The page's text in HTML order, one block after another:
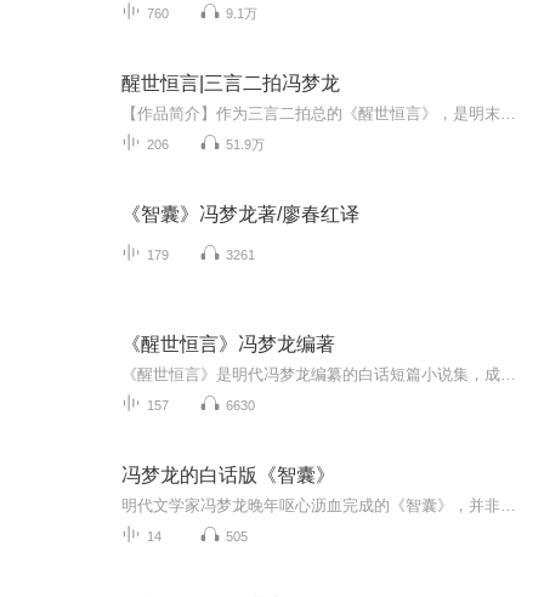
760 9.1万
醒世恒言|三言二拍冯梦龙
206 51.9万
《智囊》冯梦龙著/廖春红译
179 3261
《醒世恒言》冯梦龙编著
157 6630
冯梦龙的白话版《智囊》
14 505